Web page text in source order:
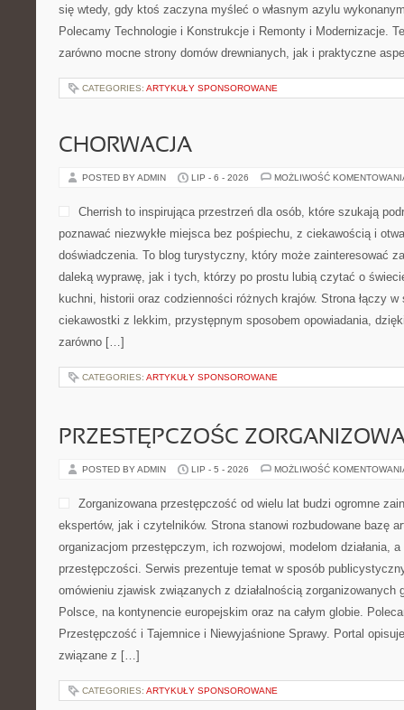
się wtedy, gdy ktoś zaczyna myśleć o własnym azylu
Polecamy Technologie i Konstrukcje i Remonty i Modernizacje.
zarówno mocne strony domów drewnianych, jak i praktyczne
CATEGORIES: ARTYKUŁY SPONSOROWANE
CHORWACJA
POSTED BY ADMIN LIP - 6 - 2026 MOŻLIWOŚĆ
Cherrish to inspirująca przestrzeń dla osób, które szukają
poznawać niezwykłe miejsca bez pośpiechu, z ciekawością i
doświadczenia. To blog turystyczny, który może zainteresować
daleką wyprawę, jak i tych, którzy po prostu lubią czytać o
kuchni, historii oraz codzienności różnych krajów. Strona łączy w
ciekawostki z lekkim, przystępnym sposobem opowiadania,
zarówno […]
CATEGORIES: ARTYKUŁY SPONSOROWANE
PRZESTĘPCZOŚC
POSTED BY ADMIN LIP - 5 - 2026 MOŻLIWOŚĆ
Zorganizowana przestępczość od wielu lat budzi ogromne
ekspertów, jak i czytelników. Strona stanowi rozbudowane bazę
organizacjom przestępczym, ich rozwojowi, modelom działania,
przestępczości. Serwis prezentuje temat w sposób
omówieniu zjawisk związanych z działalnością zorganizowanych
Polsce, na kontynencie europejskim oraz na całym globie.
Przestępczość i Tajemnice i Niewyjaśnione Sprawy. Portal
związane z […]
CATEGORIES: ARTYKUŁY SPONSOROWANE